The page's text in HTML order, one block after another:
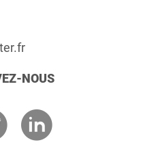
NOUS